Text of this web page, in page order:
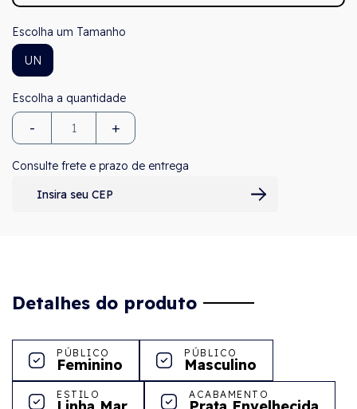
Tamanho
UN
- +
Consulte frete e prazo de entrega
Detalhes do produto
PÚBLICO
Feminino
PÚBLICO
Masculino
ESTILO ACABAMENTO